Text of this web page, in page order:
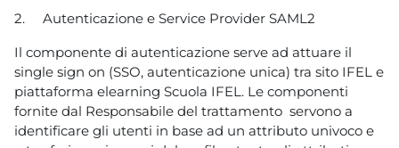
2.
Autenticazione e Service Provider SAML2
Il componente di autenticazione serve ad attuare il
single sign on (SSO, autenticazione unica) tra sito IFEL e
piattaforma elearning Scuola IFEL. Le componenti
fornite dal Responsabile del trattamento servono a
identificare gli utenti in base ad un attributo univoco e